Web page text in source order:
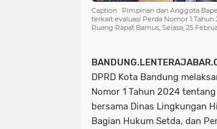
Caption : Pimpinan dan Anggota
terkait evaluasi Perda Nomor 1
Ruang Rapat Bamus, Selasa, 25
DPRD Kota Bandung
Nomor 1 Tahun 2024
bersama Dinas Lingkungan
Bagian Hukum Setda, dan